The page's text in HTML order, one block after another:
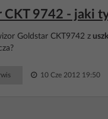
CKT 9742 - jaki
Goldstar CKT9742 z
10 Cze 2012 19:50